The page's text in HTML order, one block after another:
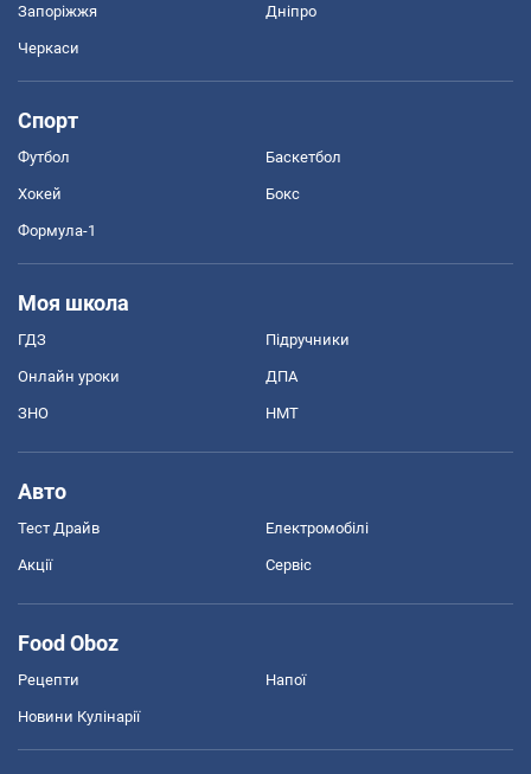
Запоріжжя Дніпро
Черкаси
Спорт
Футбол Баскетбол
Хокей Бокс
Формула-1
Моя школа
ГДЗ Підручники
Онлайн уроки ДПА
ЗНО НМТ
Авто
Тест Драйв Електромобілі
Акції Сервіс
Food Oboz
Рецепти Напої
Новини Кулінарії